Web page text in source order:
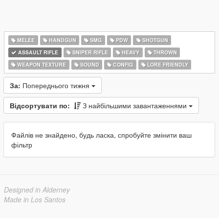
MELEE HANDGUN SMG PDW
SHOTGUN
ASSAULT RIFLE
SNIPER RIFLE HEAVY
THROWN
WEAPON TEXTURE
SOUND CONFIG LORE FRIENDLY
За: Попереднього тижня
Відсортувати по: З найбільшими завантаженнями
Файлів не знайдено, будь ласка, спробуйте змінити ваш
фільтр
Designed in Alderney
Made in Los Santos